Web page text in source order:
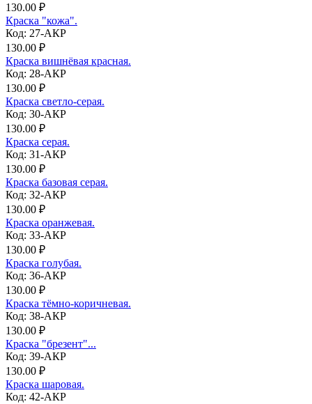
130.00 ₽
Краска "кожа".
Код: 27-АКР
130.00 ₽
Краска вишнёвая красная.
Код: 28-АКР
130.00 ₽
Краска светло-серая.
Код: 30-АКР
130.00 ₽
Краска серая.
Код: 31-АКР
130.00 ₽
Краска базовая серая.
Код: 32-АКР
130.00 ₽
Краска оранжевая.
Код: 33-АКР
130.00 ₽
Краска голубая.
Код: 36-АКР
130.00 ₽
Краска тёмно-коричневая.
Код: 38-АКР
130.00 ₽
Краска "брезент"...
Код: 39-АКР
130.00 ₽
Краска шаровая.
Код: 42-АКР